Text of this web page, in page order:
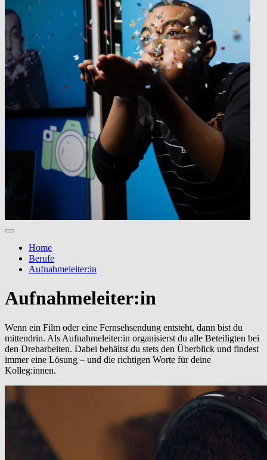
Home
Berufe
Aufnahmeleiter:in
Aufnahmeleiter:in
Wenn ein Film oder eine Fernsehsendung entsteht, dann bist du
mittendrin. Als Aufnahmeleiter:in organisierst du alle Beteiligten bei
den Dreharbeiten. Dabei behältst du stets den Überblick und findest
immer eine Lösung – und die richtigen Worte für deine
Kolleg:innen.